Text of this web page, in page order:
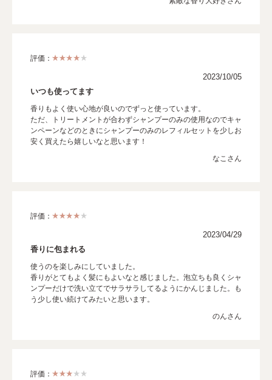
評価：
2023/10/05
いつも使ってます
香りもよく使い心地が良いのでずっと使っています。
ただ、トリートメントが合わずシャンプーのみの使用なのでキャ
ンペーンなどのときにシャンプーのみのレフィルセットを少しお
安く買えたら嬉しいなと思います！
なこさん
評価：
2023/04/29
香りに包まれる
使うのを楽しみにしていました。
香りがとてもよく髪にもよいなと感じました。泡立ちも良くシャ
ンプーだけで洗い立てでサラサラしてるようにかんじました。も
う少し使い続けてみたいと思います。
のんさん
評価：